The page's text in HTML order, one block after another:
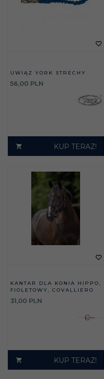
UWIĄZ YORK STRECHY
56,00 PLN
KUP TERAZ!
KANTAR DLA KONIA HIPPO,
FIOLETOWY, COVALLIERO
31,00 PLN
KUP TERAZ!